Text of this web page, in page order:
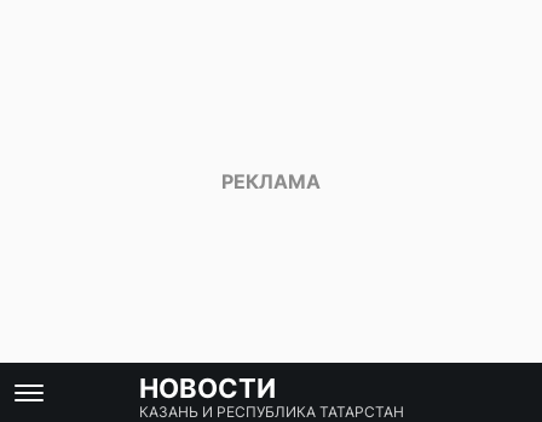
НОВОСТИ
КАЗАНЬ И РЕСПУБЛИКА ТАТАРСТАН